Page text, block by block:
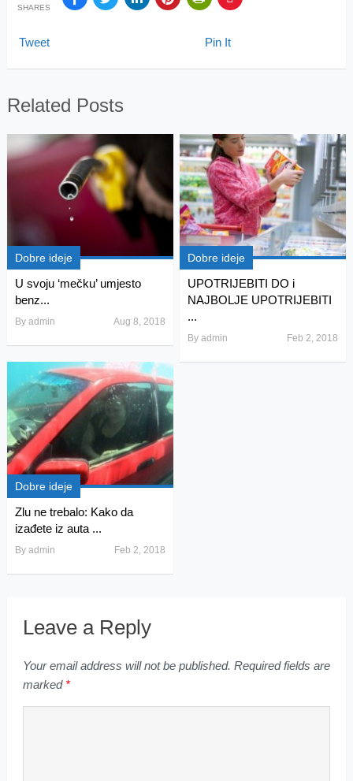
SHARES
Tweet Pin It
Related Posts
Dobre ideje
U svoju ‘mečku’ umjesto
benz...
By admin Aug 8, 2018
Dobre ideje
UPOTRIJEBITI DO i
NAJBOLJE UPOTRIJEBITI
...
Byadmin Feb 2, 2018
Dobre ideje
Zlu ne trebalo: Kako da
izađete iz auta ...
By admin Feb 2, 2018
Leave a Reply
Your email address will not be published. Required fields are
marked *